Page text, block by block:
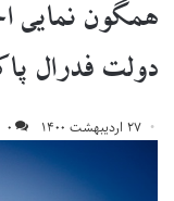
همگون نمایی
دولت فدرال
۲۷ اردیبهشت ۱۴۰۰ ۰